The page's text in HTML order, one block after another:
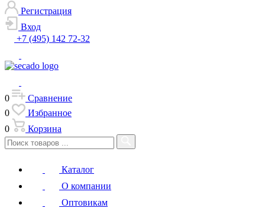
Регистрация
Вход
+7 (495) 142 72-32
0
Сравнение
0
Избранное
0
Корзина
Каталог
О компании
Оптовикам